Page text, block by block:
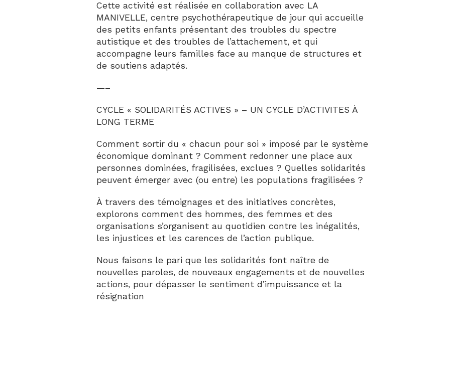
Cette activité est réalisée en collaboration avec LA
MANIVELLE, centre psychothérapeutique de jour qui accueille
des petits enfants présentant des troubles du spectre
autistique et des troubles de l’attachement, et qui
accompagne leurs familles face au manque de structures et
de soutiens adaptés.
—–
CYCLE « SOLIDARITÉS ACTIVES » – UN CYCLE D’ACTIVITES À
LONG TERME
Comment sortir du « chacun pour soi » imposé par le système
économique dominant ? Comment redonner une place aux
personnes dominées, fragilisées, exclues ? Quelles solidarités
peuvent émerger avec (ou entre) les populations fragilisées ?
À travers des témoignages et des initiatives concrètes,
explorons comment des hommes, des femmes et des
organisations s’organisent au quotidien contre les inégalités,
les injustices et les carences de l’action publique.
Nous faisons le pari que les solidarités font naître de
nouvelles paroles, de nouveaux engagements et de nouvelles
actions, pour dépasser le sentiment d’impuissance et la
résignation